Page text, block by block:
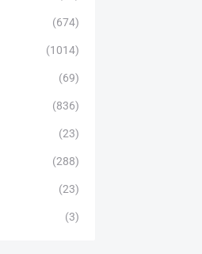
(674)
(1014)
(69)
(836)
(23)
(288)
(23)
(3)